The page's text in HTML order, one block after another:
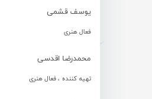
یوسف قشمی
فعال هنری
محمدرضا اقدسی
تهیه کننده ، فعال هنری